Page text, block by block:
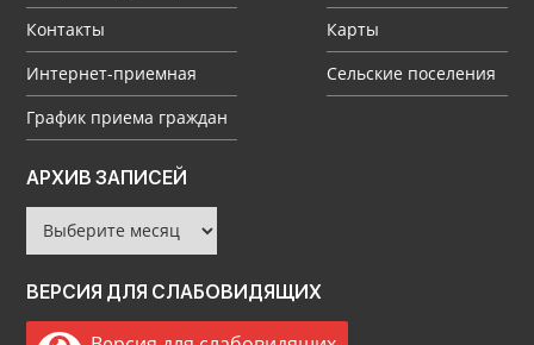
Контакты
Интернет-приемная
График приема граждан
Карты
Сельские поселения
АРХИВ ЗАПИСЕЙ
Архив
записей
ВЕРСИЯ ДЛЯ СЛАБОВИДЯЩИХ